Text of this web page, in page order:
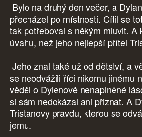
Bylo na druhý den večer, a
přecházel po místnosti. Cítil se
tak potřeboval s někým mluvit. A
úvahu, než jeho nejlepší přítel
Jeho znal také už od dětství, a
se neodvážili říci nikomu jinému
věděl o Dylenově nenaplněné
si sám nedokázal ani přiznat. A
Tristanovy pravdu, kterou se
jemu.